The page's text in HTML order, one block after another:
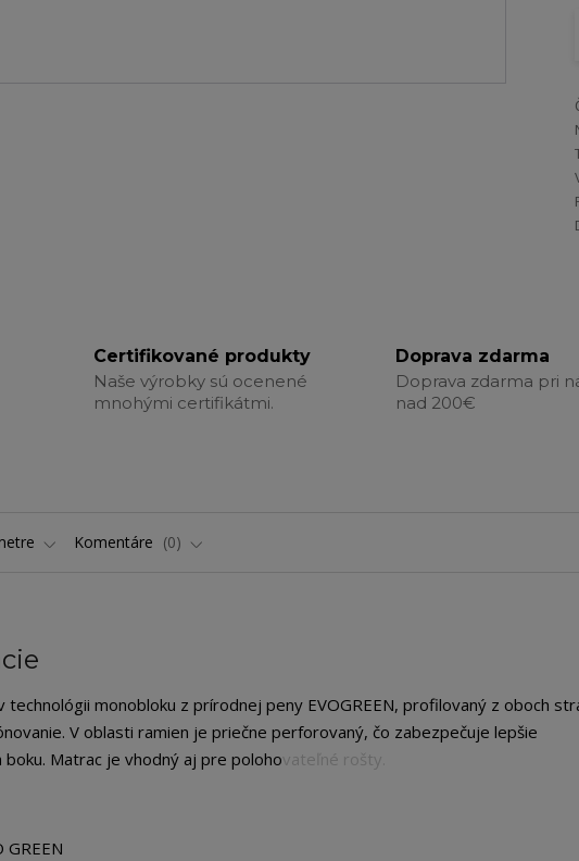
Certifikované produkty
Naše výrobky sú ocenené
mnohými certifikátmi.
Doprava zdarma
Doprava zdarma pri
nad 200€
Komentáre 0
monobloku z prírodnej peny EVOGREEN, profilovaný z oboch
V oblasti ramien je priečne perforovaný, čo zabezpečuje lepšie
Matrac je vhodný aj pre polohovateľné rošty.